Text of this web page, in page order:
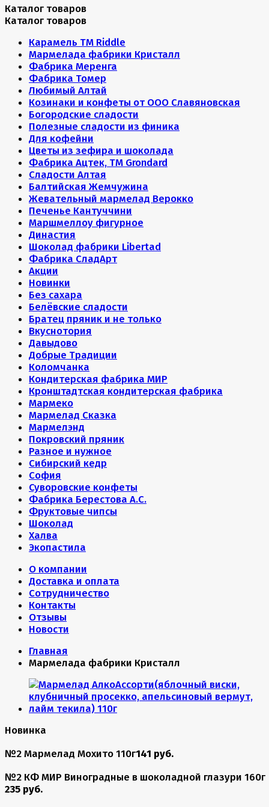
Каталог товаров
Каталог товаров
Карамель ТМ Riddle
Мармелада фабрики Кристалл
Фабрика Меренга
Фабрика Томер
Любимый Алтай
Козинаки и конфеты от ООО Славяновская
Богородские сладости
Полезные сладости из финика
Для кофейни
Цветы из зефира и шоколада
Фабрика Ацтек, ТМ Grondard
Сладости Алтая
Балтийская Жемчужина
Жевательный мармелад Верокко
Печенье Кантуччини
Маршмеллоу фигурное
Династия
Шоколад фабрики Libertad
Фабрика СладАрт
Акции
Новинки
Без сахара
Белёвские сладости
Братец пряник и не только
Вкуснотория
Давыдово
Добрые Традиции
Коломчанка
Кондитерская фабрика МИР
Кронштадтская кондитерская фабрика
Мармеко
Мармелад Сказка
Мармелэнд
Покровский пряник
Разное и нужное
Сибирский кедр
София
Суворовские конфеты
Фабрика Берестова А.С.
Фруктовые чипсы
Шоколад
Халва
Экопастила
О компании
Доставка и оплата
Сотрудничество
Контакты
Отзывы
Новости
Главная
Мармелада фабрики Кристалл
Новинка
№2 Мармелад Мохито 110г141 руб.
№2 КФ МИР Виноградные в шоколадной глазури 160г
235 руб.